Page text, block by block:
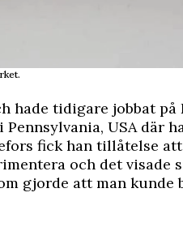
hade tidigare jobbat på
USA där
fick han tillåtelse
och det visade
gjorde att man kunde